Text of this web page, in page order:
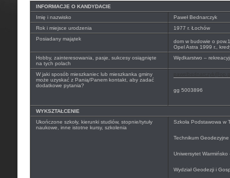
INFORMACJE O KANDYDACIE
Imię i nazwisko
Paweł Bednarczyk
Rok i miejsce urodzenia
1977 r. Łochów
Posiadany majątek
dom w budowie o
Opel Astra 1999 r.,
Hobby, zainteresowania, pasje, sukcesy osiągnięte
na tych polach
Wędkarstwo –
W jaki sposób mieszkaniec lub mieszkanka gminy
może uzyskać z Panią/Panem kontakt, aby zadać
dodatkowe pytania?
gg 5003896
WYKSZTAŁCENIE
Ukończone szkoły, kierunki studiów, stopnie/tytuły
naukowe, inne istotne kursy, szkolenia
Szkoła Podstawowa w
Technikum
Uniwersytet
Wydział Geodezji i